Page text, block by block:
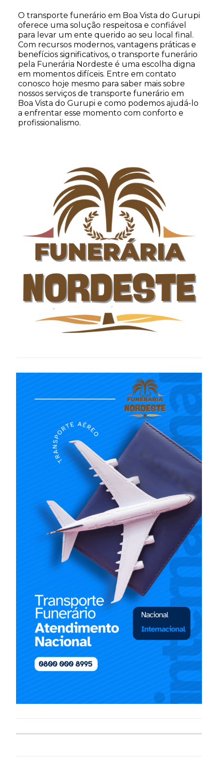
O transporte funerário em Boa Vista do Gurupi
oferece uma solução respeitosa e confiável
para levar um ente querido ao seu local final.
Com recursos modernos, vantagens práticas e
benefícios significativos, o transporte funerário
pela Funerária Nordeste é uma escolha digna
em momentos difíceis. Entre em contato
conosco hoje mesmo para saber mais sobre
nossos serviços de transporte funerário em
Boa Vista do Gurupi e como podemos ajudá-lo
a enfrentar esse momento com conforto e
profissionalismo.